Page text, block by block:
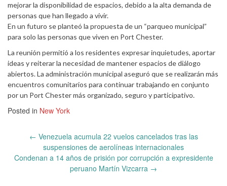
mejorar la disponibilidad de espacios, debido a la alta demanda de
personas que han llegado a vivir.
En un futuro se planteó la propuesta de un “parqueo municipal”
para solo las personas que viven en Port Chester.
La reunión permitió a los residentes expresar inquietudes, aportar
ideas y reiterar la necesidad de mantener espacios de diálogo
abiertos. La administración municipal aseguró que se realizarán más
encuentros comunitarios para continuar trabajando en conjunto
por un Port Chester más organizado, seguro y participativo.
Posted in New York
navigation
← Venezuela acumula 22 vuelos cancelados tras las
suspensiones de aerolíneas internacionales
Condenan a 14 años de prisión por corrupción a expresidente
peruano Martín Vizcarra →